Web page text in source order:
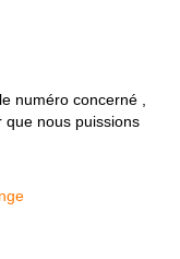
numéro concerné ,
que nous puissions